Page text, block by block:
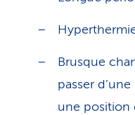
Brusque
passer
une position